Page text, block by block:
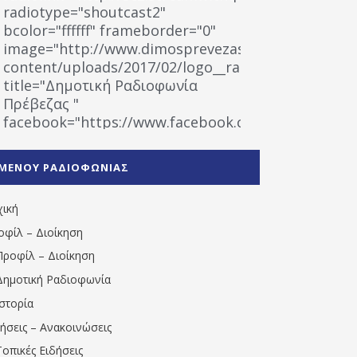
radiotype="shoutcast2"
bcolor="ffffff" frameborder="0"
image="http://www.dimosprevezas.gr/wp-
content/uploads/2017/02/logo__radiofonias.jpg"
title="Δημοτική Ραδιοφωνία
Πρέβεζας "
facebook="https://www.facebook.com/
1531194763766854/" artist="" ]
ΡΑΔΙΟΦΩΝΙΑΣ
– Διοίκηση
– Διοίκηση
Ραδιοφωνία
– Ανακοινώσεις
Ειδήσεις